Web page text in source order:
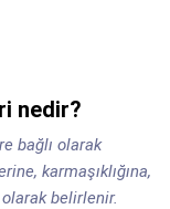
nedir?
bağlı olarak
karmaşıklığına,
belirlenir.